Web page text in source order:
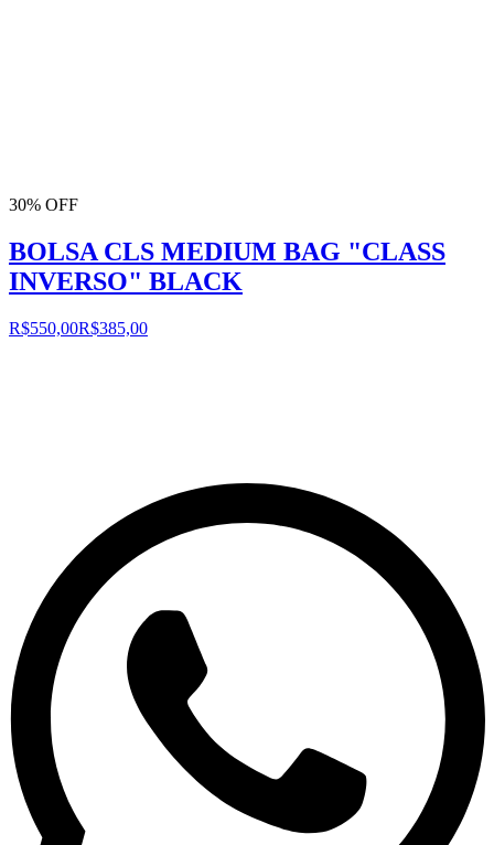
30% OFF
BOLSA CLS MEDIUM BAG "CLASS
INVERSO" BLACK
R$550,00R$385,00